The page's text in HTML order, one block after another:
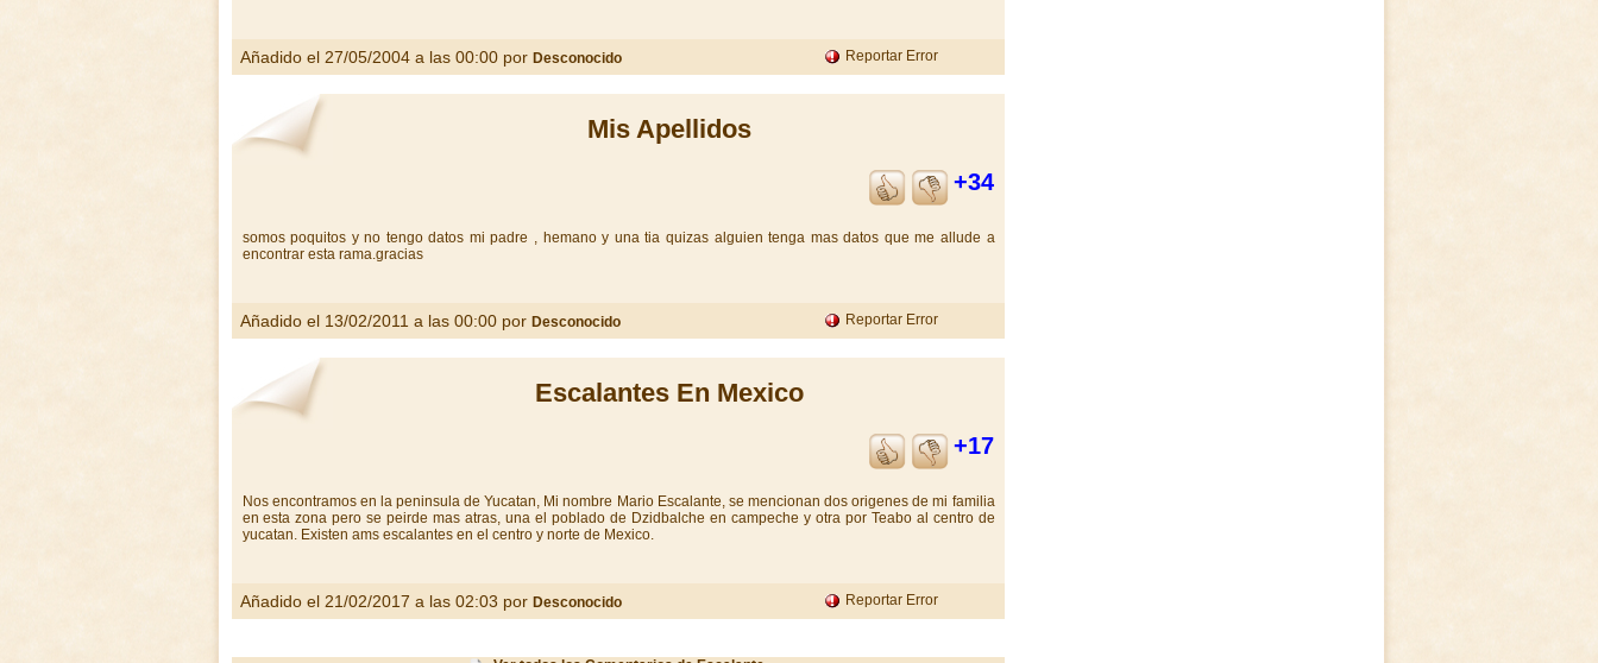
Añadido el 27/05/2004 a las 00:00 por Desconocido Reportar Error
Mis Apellidos
+34
somos poquitos y no tengo datos mi padre , hemano y una tia quizas alguien tenga mas datos que me allude a
encontrar esta rama.gracias
Añadido el 13/02/2011 a las 00:00 por Desconocido Reportar Error
Escalantes En Mexico
+17
Nos encontramos en la peninsula de Yucatan, Mi nombre Mario Escalante, se mencionan dos origenes de mi familia
en esta zona pero se peirde mas atras, una el poblado de Dzidbalche en campeche y otra por Teabo al centro de
yucatan. Existen ams escalantes en el centro y norte de Mexico.
Añadido el 21/02/2017 a las 02:03 por Desconocido Reportar Error